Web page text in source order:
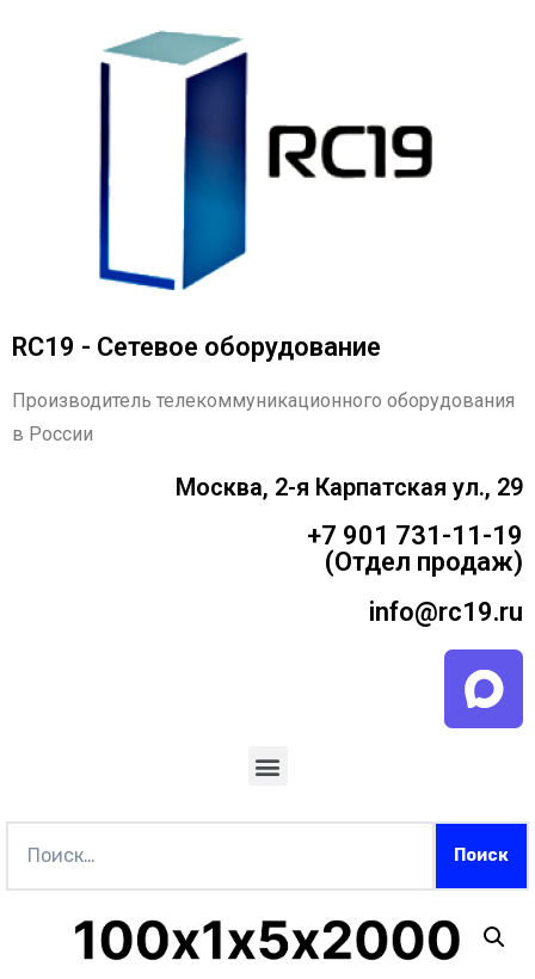
RC19 - Сетевое оборудование
Производитель телекоммуникационного оборудования
в России
Москва, 2-я Карпатская ул., 29
+7 901 731-11-19
(Отдел продаж)
info@rc19.ru